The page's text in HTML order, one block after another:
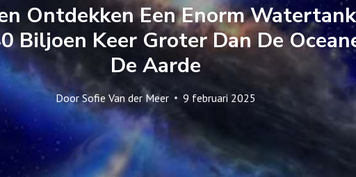
Ontdekken Een Enorm
Biljoen Keer Groter Dan De
De Aarde
DoorSofie Van der Meer 9 februari 2025